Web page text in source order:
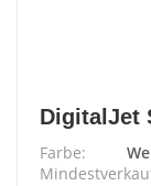
DigitalJet
Farbe: